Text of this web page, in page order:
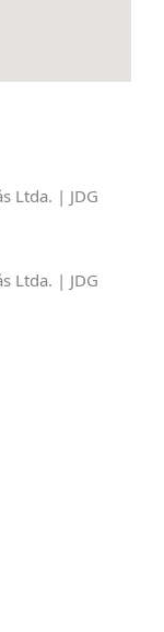
Ltda. | JDG
Ltda. | JDG